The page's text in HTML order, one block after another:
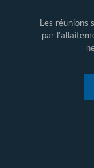
Les réunions
par